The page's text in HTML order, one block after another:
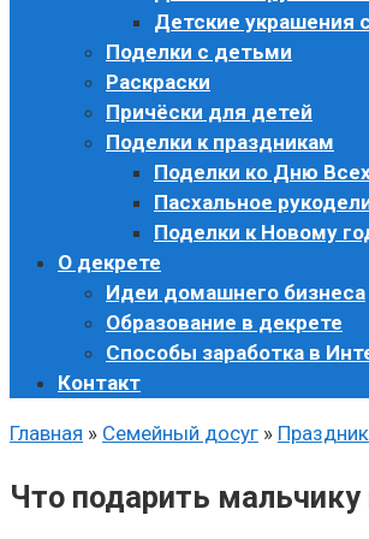
Детские украшения
Поделки с детьми
Раскраски
Причёски для детей
Поделки к праздникам
Поделки ко Дню
Пасхальное
Поделки к Новому
О декрете
Идеи домашнего бизнеса
Образование в декрете
Способы заработка в
Контакт
Главная » Семейный досуг »
Что подарить